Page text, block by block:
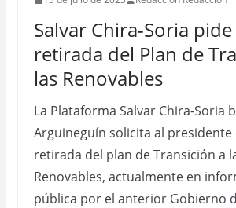
Salvar Chira-Soria pide
retirada del Plan de
las Renovables
La Plataforma Salvar Chira-Soria
Arguineguín solicita al presidente
retirada del plan de Transición a
Renovables, actualmente en
pública por el anterior Gobierno